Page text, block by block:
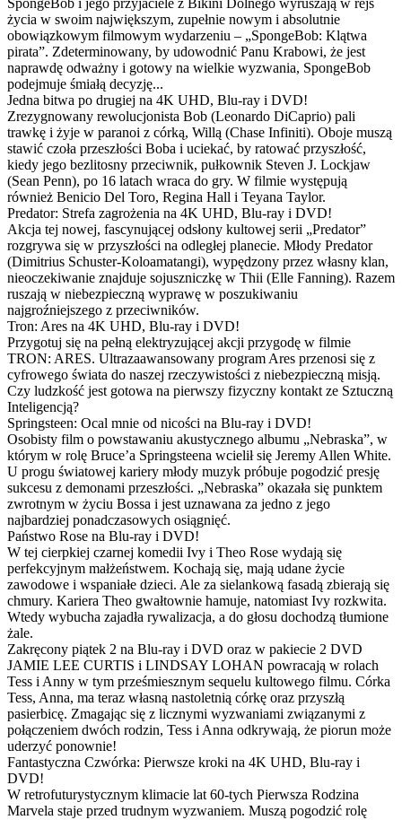
SpongeBob i jego przyjaciele z Bikini Dolnego wyruszają w rejs
życia w swoim największym, zupełnie nowym i absolutnie
obowiązkowym filmowym wydarzeniu – „SpongeBob: Klątwa
pirata”. Zdeterminowany, by udowodnić Panu Krabowi, że jest
naprawdę odważny i gotowy na wielkie wyzwania, SpongeBob
podejmuje śmiałą decyzję...
Jedna bitwa po drugiej na 4K UHD, Blu-ray i DVD!
Zrezygnowany rewolucjonista Bob (Leonardo DiCaprio) pali
trawkę i żyje w paranoi z córką, Willą (Chase Infiniti). Oboje muszą
stawić czoła przeszłości Boba i uciekać, by ratować przyszłość,
kiedy jego bezlitosny przeciwnik, pułkownik Steven J. Lockjaw
(Sean Penn), po 16 latach wraca do gry. W filmie występują
również Benicio Del Toro, Regina Hall i Teyana Taylor.
Predator: Strefa zagrożenia na 4K UHD, Blu-ray i DVD!
Akcja tej nowej, fascynującej odsłony kultowej serii „Predator”
rozgrywa się w przyszłości na odległej planecie. Młody Predator
(Dimitrius Schuster-Koloamatangi), wypędzony przez własny klan,
nieoczekiwanie znajduje sojuszniczkę w Thii (Elle Fanning). Razem
ruszają w niebezpieczną wyprawę w poszukiwaniu
najgroźniejszego z przeciwników.
Tron: Ares na 4K UHD, Blu-ray i DVD!
Przygotuj się na pełną elektryzującej akcji przygodę w filmie
TRON: ARES. Ultrazaawansowany program Ares przenosi się z
cyfrowego świata do naszej rzeczywistości z niebezpieczną misją.
Czy ludzkość jest gotowa na pierwszy fizyczny kontakt ze Sztuczną
Inteligencją?
Springsteen: Ocal mnie od nicości na Blu-ray i DVD!
Osobisty film o powstawaniu akustycznego albumu „Nebraska”, w
którym w rolę Bruce’a Springsteena wcielił się Jeremy Allen White.
U progu światowej kariery młody muzyk próbuje pogodzić presję
sukcesu z demonami przeszłości. „Nebraska” okazała się punktem
zwrotnym w życiu Bossa i jest uznawana za jedno z jego
najbardziej ponadczasowych osiągnięć.
Państwo Rose na Blu-ray i DVD!
W tej cierpkiej czarnej komedii Ivy i Theo Rose wydają się
perfekcyjnym małżeństwem. Kochają się, mają udane życie
zawodowe i wspaniałe dzieci. Ale za sielankową fasadą zbierają się
chmury. Kariera Theo gwałtownie hamuje, natomiast Ivy rozkwita.
Wtedy wybucha zajadła rywalizacja, a do głosu dochodzą tłumione
żale.
Zakręcony piątek 2 na Blu-ray i DVD oraz w pakiecie 2 DVD
JAMIE LEE CURTIS i LINDSAY LOHAN powracają w rolach
Tess i Anny w tym prześmiesznym sequelu kultowego filmu. Córka
Tess, Anna, ma teraz własną nastoletnią córkę oraz przyszłą
pasierbicę. Zmagając się z licznymi wyzwaniami związanymi z
połączeniem dwóch rodzin, Tess i Anna odkrywają, że piorun może
uderzyć ponownie!
Fantastyczna Czwórka: Pierwsze kroki na 4K UHD, Blu-ray i
DVD!
W retrofuturystycznym klimacie lat 60-tych Pierwsza Rodzina
Marvela staje przed trudnym wyzwaniem. Muszą pogodzić rolę